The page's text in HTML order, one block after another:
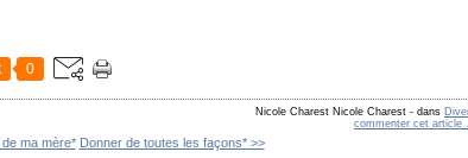
0
Nicole Charest Nicole Charest - dans
commenter cet article
ma mère* Donner de toutes les façons* >>